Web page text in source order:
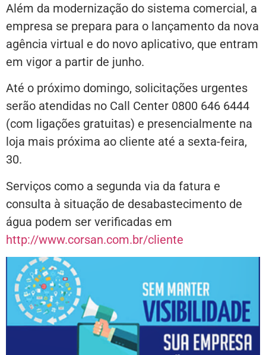
Além da modernização do sistema comercial, a
empresa se prepara para o lançamento da nova
agência virtual e do novo aplicativo, que entram
em vigor a partir de junho.
Até o próximo domingo, solicitações urgentes
serão atendidas no Call Center 0800 646 6444
(com ligações gratuitas) e presencialmente na
loja mais próxima ao cliente até a sexta-feira,
30.
Serviços como a segunda via da fatura e
consulta à situação de desabastecimento de
água podem ser verificadas em
http://www.corsan.com.br/cliente